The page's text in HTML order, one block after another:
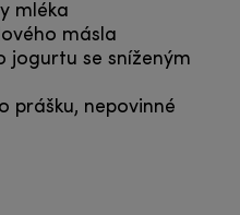
mléka
másla
jogurtu se sníženým
prášku, nepovinné